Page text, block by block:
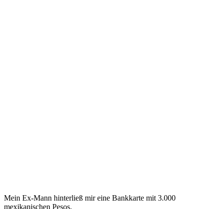
Mein Ex-Mann hinterließ mir eine Bankkarte mit 3.000
mexikanischen Pesos.